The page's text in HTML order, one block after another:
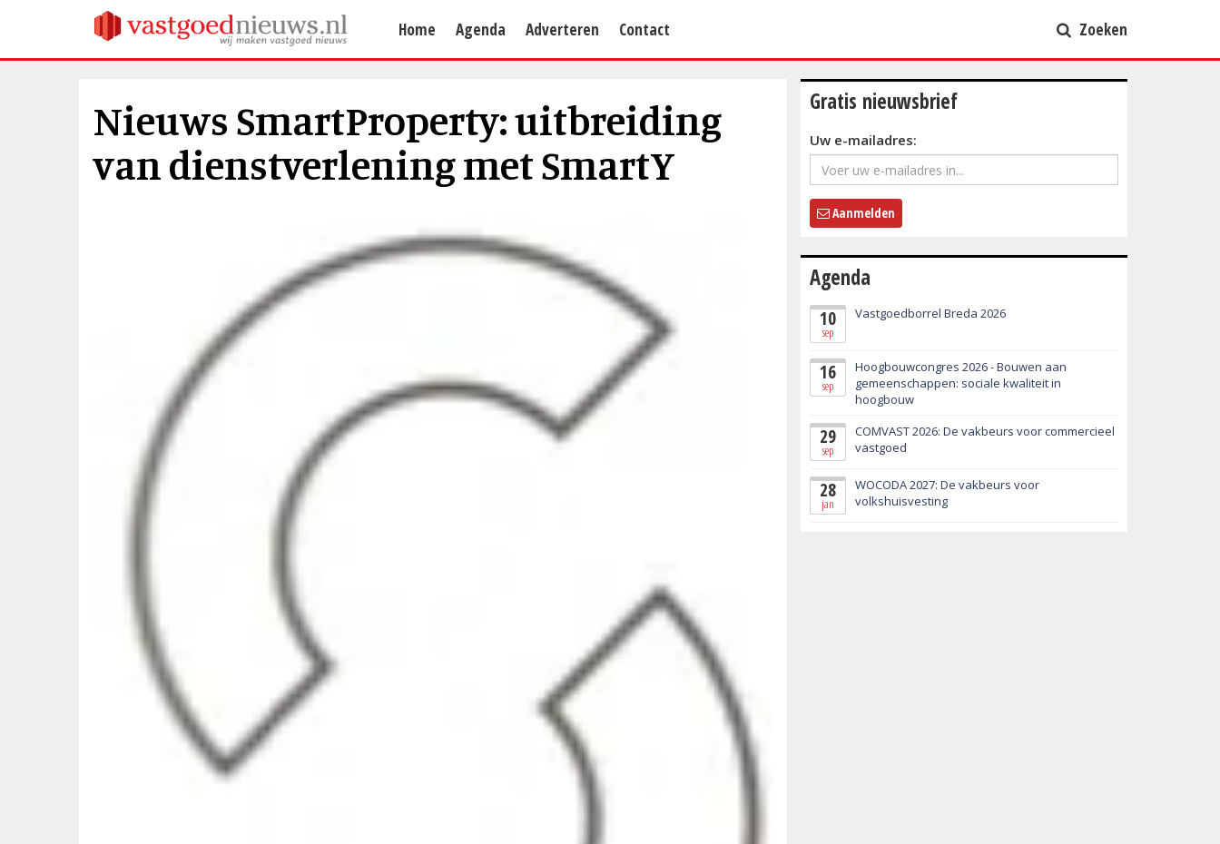
Home Agenda Adverteren Contact Zoeken
Nieuws SmartProperty: uitbreiding
van dienstverlening met SmartY
Gratis nieuwsbrief
Uw e-mailadres:
Aanmelden
Agenda
10
sep
Vastgoedborrel Breda 2026
16
sep
Hoogbouwcongres 2026 - Bouwen aan
gemeenschappen: sociale kwaliteit in
hoogbouw
29
sep
COMVAST 2026: De vakbeurs voor commercieel
vastgoed
28
jan
WOCODA 2027: De vakbeurs voor
volkshuisvesting